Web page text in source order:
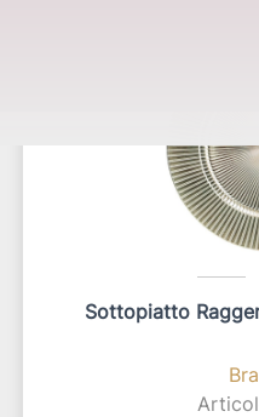
Sottopiatto